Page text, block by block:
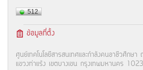
512
ข้อมูลที่ตั้ง
ศูนย์เทคโนโลยีสารสนเทศและกำลังคนอาชีวศึก
แขวงท่าแร้ง เขตบางเขน กรุงเทพมหานคร